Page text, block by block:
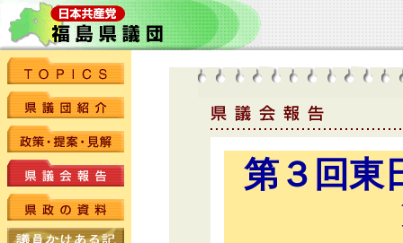
第３回東